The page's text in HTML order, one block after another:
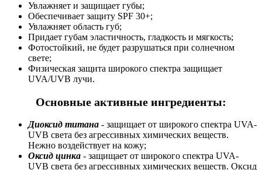
Увлажняет и защищает губы;
Обеспечивает защиту SPF 30+;
Увлажняет область губ;
Придает губам эластичность, гладкость и мягкость;
Фотостойкий, не будет разрушаться при солнечном
свете;
Физическая защита широкого спектра защищает
UVA/UVB лучи.
Основные активные ингредиенты:
Диоксид титана - защищает от широкого спектра UVA-
UVB света без агрессивных химических веществ.
Нежно воздействует на кожу;
Оксид цинка - защищает от широкого спектра UVA-
UVB света без агрессивных химических веществ. Оксид